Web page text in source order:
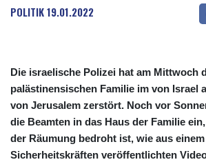
POLITIK19.01.2022
Die israelische Polizei hat am Mittwoch
palästinensischen Familie im von Israel
von Jerusalem zerstört. Noch vor
die Beamten in das Haus der Familie
der Räumung bedroht ist, wie aus
Sicherheitskräften veröffentlichten